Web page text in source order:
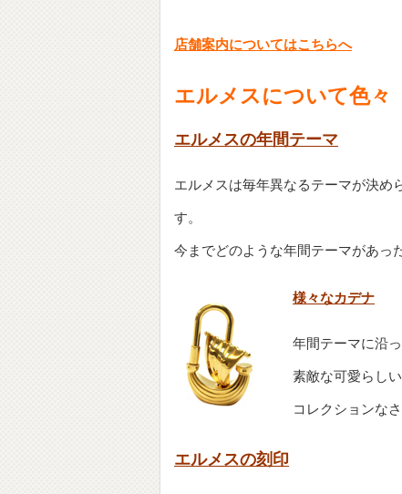
店舗案内についてはこちらへ
エルメスについて色々
エルメスの年間テーマ
エルメスは毎年異なるテーマが決め
す。
今までどのような年間テーマがあっ
様々なカデナ
年間テーマに沿
素敵な可愛らし
コレクションな
エルメスの刻印